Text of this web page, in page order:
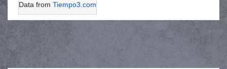
Data from Tiempo3.com